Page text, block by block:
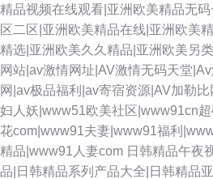
精品视频在线观看|亚洲欧美精品无
区二区|亚洲欧美精品在线|亚洲欧美
精选|亚洲欧美久久精品|亚洲欧美另类
网站|av激情网址|AV激情无码天堂
网|av极品福利|av寄宿资源|AV加勒
妇人妖|www51欧美社区|www91cn
花com|www91夫妻|www91福利
精品|www91人妻com 日韩精品午夜
品|日韩精品系列产品大全|日韩精品